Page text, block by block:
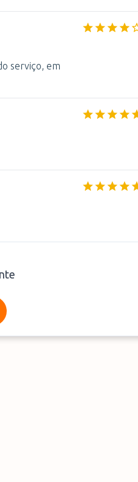
serviço, em